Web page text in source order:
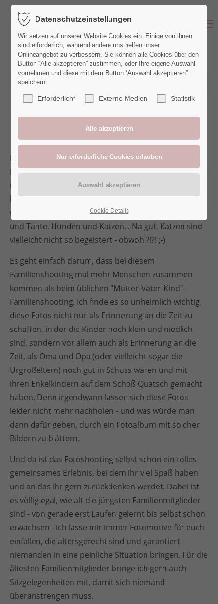
20.12.2022 18:14
Was ist eigentlich ein
Generationenshooting?
Brautpaarshooting, Babybauchshooting,
Familienshooting... hat man alles irgendwie schon mal
irgendwo gehört. Aber Generationenshooting? Klingt
komplizierter als es ist. Man könnte auch einfach
sagen: Die ganze Familie samt Oma und Opa, Onkel
und Tante, Hunden und Katzen... Na gut, Katzen sind
vielleicht nicht so begeistert - obwohl?!?! ;-)
Es geht einfach darum, dass bei diesem
Familienshooting mal mehr Menschen zusammen
kommen als beim üblichen "Mutter-Vater-Kind"-
Familienshooting. Ich finde es so unheimlich wichtig,
diese Fotos nicht nur als Erinnerung an die Zeit zu
schaffen, in der die Kinder noch klein und niedlich
sind, sondern vor allem auch als Erinnerung an die
Zeit, als Oma und Opa (oder vielleicht sogar die
Urgroßeltern) noch gut in Schuss waren und mit
ihren Enkelkindern auf dem Schoß Quatsch gemacht
haben. Denn irgendwann lassen sich diese Fotos
leider nicht mehr nachholen - und was würde man
dann dafür geben, durch ein Fotoalbum mit solchen
Bildern zu blättern.
Und da ist das Fotoshooting selbst schon ein tolles
gemeinsames Erlebnis, bei dem ihr viel Spaß haben
und an das ihr gern zurückdenken werdet. Dabei ist
es völlig egal, wie alt die jüngsten Familienmitglieder
sind - von gerade erst Laufen gelernt bis selbst schon
erwachsen - ich lasse mir immer Fotomotive für euch
einfallen, die altersgerecht sind und garantiert
niemanden in eine peinliche Situation bringen. Für die
ältesten Familienmitglieder bringe ich gern auch
Sitzgelegenheiten mit, damit sich niemand
überanstrengen muss.
Datenschutzeinstellungen
Wir setzen auf unserer Website Cookies ein. Einige von ihnen
sind erforderlich, während andere uns helfen unser
Onlineangebot zu verbessern. Sie können alle Cookies über den
Button “Alle akzeptieren” zustimmen, oder Ihre eigene Auswahl
vornehmen und diese mit dem Button “Auswahl akzeptieren”
speichern.
Erforderlich* Externe Medien Statistik
Cookie-Details